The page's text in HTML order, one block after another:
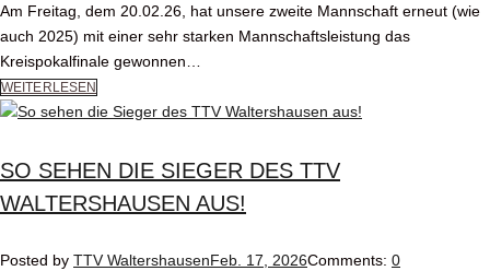
Am Freitag, dem 20.02.26, hat unsere zweite Mannschaft erneut (wie
auch 2025) mit einer sehr starken Mannschaftsleistung das
Kreispokalfinale gewonnen…
WEITERLESEN
SO SEHEN DIE SIEGER DES TTV
WALTERSHAUSEN AUS!
Posted by TTV WaltershausenFeb. 17, 2026Comments: 0